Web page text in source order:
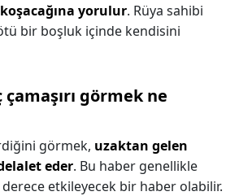
yorulur. Rüya sahibi
bir boşluk içinde kendisini
görmek ne
görmek, uzaktan gelen
eder. Bu haber genellikle
derece etkileyecek bir haber olabilir.